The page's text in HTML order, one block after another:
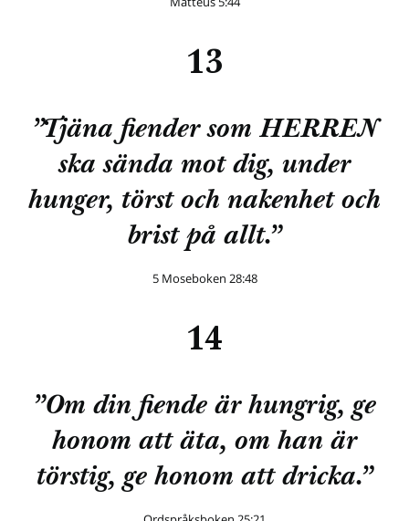
13
”Tjäna fiender som HERREN
ska sända mot dig, under
hunger, törst och nakenhet och
brist på allt.”
5 Moseboken 28:48
14
”Om din fiende är hungrig, ge
honom att äta, om han är
törstig, ge honom att dricka.”